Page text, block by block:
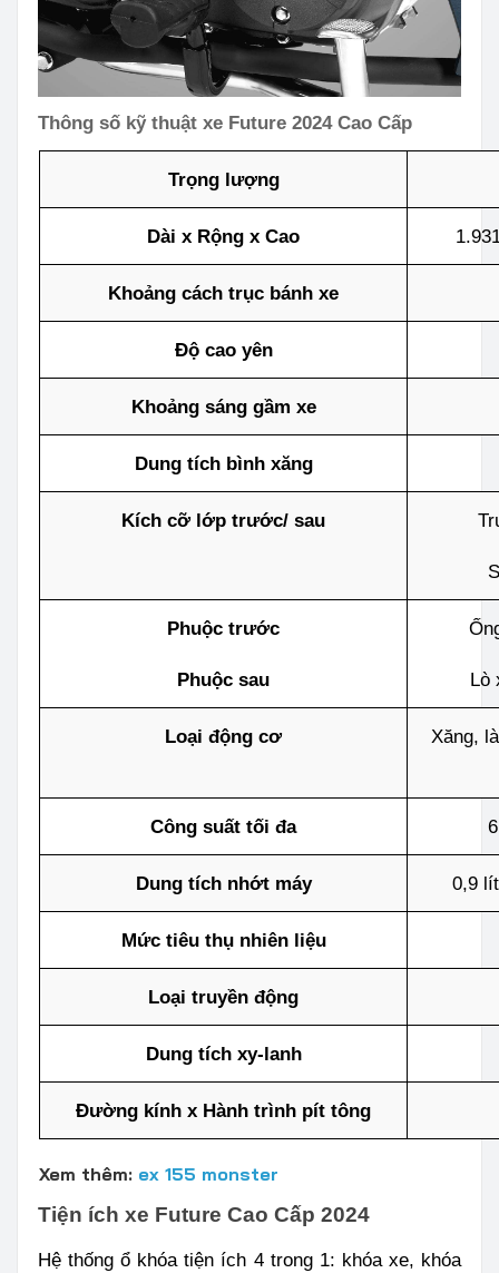
Thông số kỹ thuật xe Future 2024 Cao Cấp
Trọng lượng
Dài x Rộng x Cao
Khoảng cách trục bánh xe
Độ cao yên
Khoảng sáng gầm xe
Dung tích bình xăng
Kích cỡ lớp trước/ sau
Phuộc trước
Phuộc sau Lò
Loại động cơ Xăng,
Công suất tối đa
Dung tích nhớt máy 0,9
Mức tiêu thụ nhiên liệu
Loại truyền động
Dung tích xy-lanh
Đường kính x Hành trình pít tông
Xem thêm: ex 155 monster
Tiện ích xe Future Cao Cấp 2024
Hệ thống ổ khóa tiện ích 4 trong 1: khóa xe, khóa